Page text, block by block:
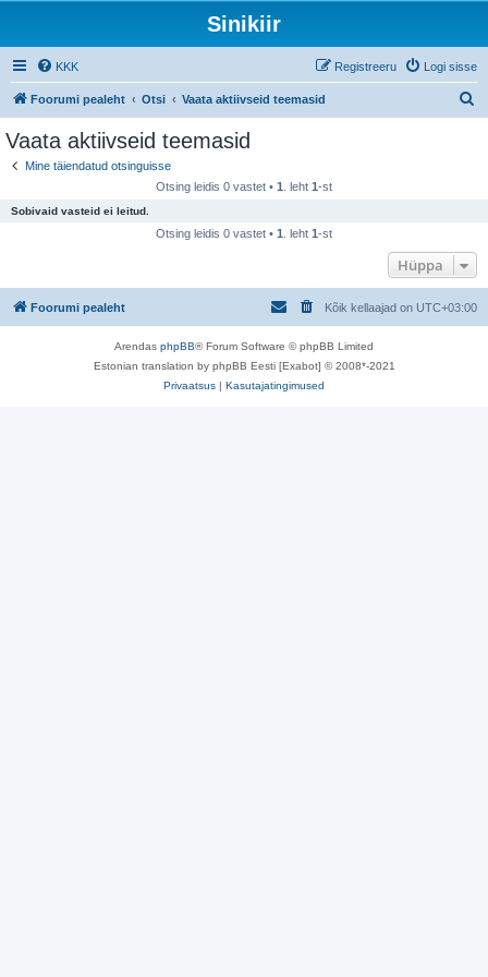
Sinikiir
KKK Logi sisse
Registreeru
Foorumi pealeht Otsi Vaata aktiivseid teemasid
Vaata aktiivseid teemasid
Mine täiendatud otsinguisse
Otsing leidis 0 vastet • 1 . leht 1-st
Sobivaid vasteid ei leitud.
Otsing leidis 0 vastet • 1 . leht 1-st
Hüppa
Foorumi pealeht Kõik kellaajad on UTC+03:00
Arendas phpBB® Forum Software © phpBB Limited
Estonian translation by phpBB Eesti [Exabot] © 2008*-2021
Privaatsus | Kasutajatingimused